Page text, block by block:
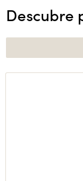
Descubre